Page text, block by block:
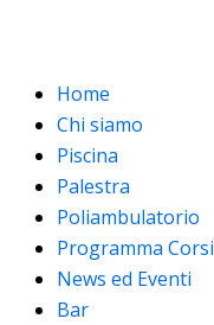
Home
Chi siamo
Piscina
Palestra
Poliambulatorio
Programma Corsi
News ed Eventi
Bar